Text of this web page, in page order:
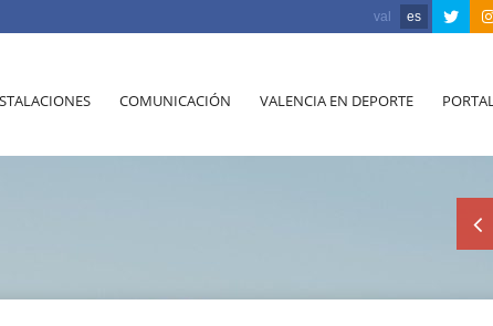
val es
COMUNICACIÓN VALENCIA EN DEPORTE